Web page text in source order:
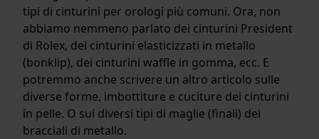
tipi di cinturini per orologi più comuni. Ora, non
abbiamo nemmeno parlato dei cinturini President
di Rolex, dei cinturini elasticizzati in metallo
(bonklip), dei cinturini waffle in gomma, ecc. E
potremmo anche scrivere un altro articolo sulle
diverse forme, imbottiture e cuciture dei cinturini
in pelle. O sui diversi tipi di maglie (finali) dei
bracciali di metallo.